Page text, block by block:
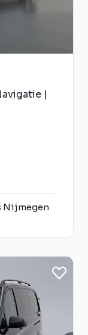
|
Nijmegen